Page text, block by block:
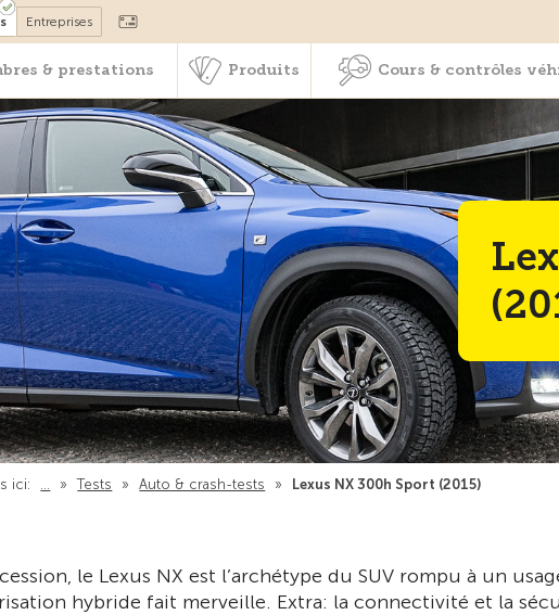
Cours
Entreprises
& prestations Produits Cours & contrôles
ici: … » Tests » Auto & crash-tests » Lexus NX 300h Sport (2015)
le Lexus NX est l’archétype du SUV rompu à un
hybride fait merveille. Extra: la connectivité et la